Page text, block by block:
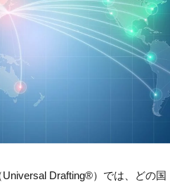
Drafting®）では、どの国